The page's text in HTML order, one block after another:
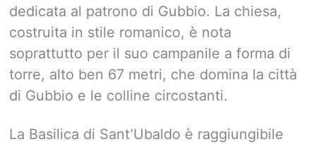
dedicata al patrono di Gubbio. La chiesa,
costruita in stile romanico, è nota
soprattutto per il suo campanile a forma di
torre, alto ben 67 metri, che domina la città
di Gubbio e le colline circostanti.
La Basilica di Sant’Ubaldo è raggiungibile